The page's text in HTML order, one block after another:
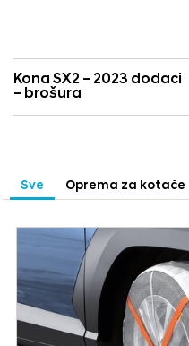
Kona SX2 – 2023 dodaci
– brošura
Sve Oprema za kotače